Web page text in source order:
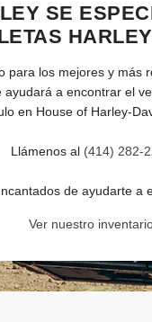
SE
para los mejores y más
a encontrar el
en House of Harley-
Llámenos al (414) 282-
de ayudarte a
Ver nuestro